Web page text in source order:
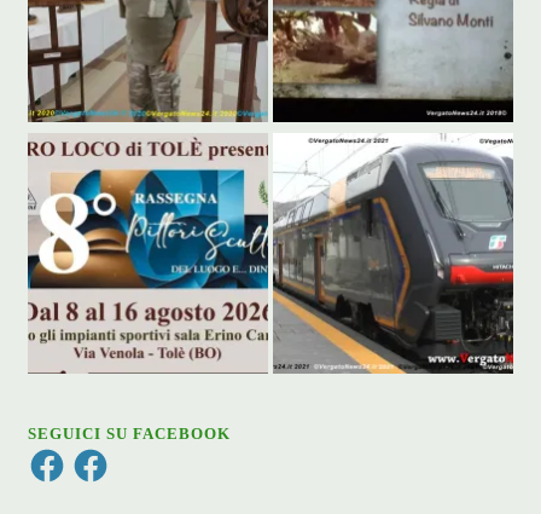
SEGUICI SU FACEBOOK
FacebookFacebook